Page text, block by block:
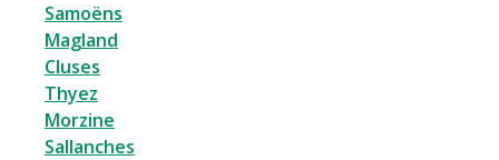
Samoëns
Magland
Cluses
Thyez
Morzine
Sallanches